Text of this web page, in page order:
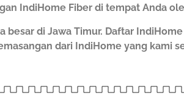
IndiHome Fiber di tempat Anda
di Jawa Timur. Daftar
dari IndiHome yang kami